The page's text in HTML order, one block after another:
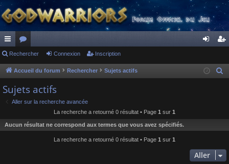
ac
co
ur
ci
or
u
s
ne cri
Rechercher Connexion Inscription
Accueil du forum Rechercher Sujets actifs
h
e
Sujets actifs
Aller sur la recherche avancée
La recherche a retourné 0 résultat • Page 1 sur 1
Aucun résultat ne correspond aux termes que vous avez spécifiés.
La recherche a retourné 0 résultat • Page 1 sur 1
Aller